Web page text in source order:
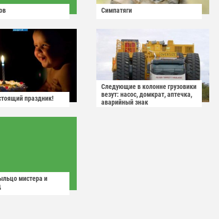
Симпатяги
праздник!
Следующие в колонне грузовики
везут: насос, домкрат, аптечка,
аварийный знак
мистера и